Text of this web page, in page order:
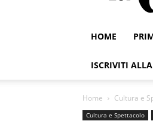
HOME
ISCRIVITI
Home Cultura e
Cultura e Spettacolo